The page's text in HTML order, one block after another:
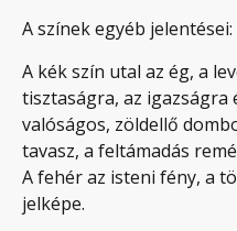
A színek egyéb jelentései:
A kék szín utal az ég, a
tisztaságra, az igazságra
valóságos, zöldellő
tavasz, a feltámadás
A fehér az isteni fény, a
jelképe.